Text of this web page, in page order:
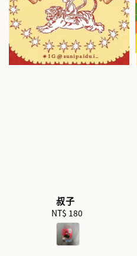
叔子
Regular
price
NT$ 180